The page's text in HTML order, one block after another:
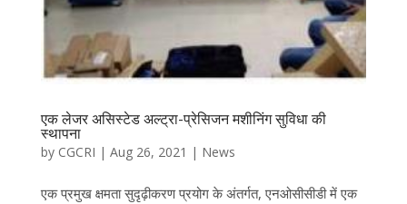
एक लेजर असिस्टेड अल्ट्रा-प्रेसिजन मशीनिंग सुविधा की
स्थापना
by CGCRI | Aug 26, 2021 | News
एक प्रमुख क्षमता सुदृढ़ीकरण प्रयोग के अंतर्गत, एनओसीसीडी में एक